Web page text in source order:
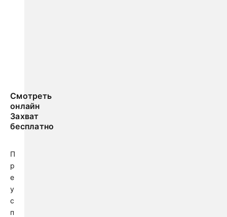
Смотреть
онлайн
Захват
бесплатно
П
р
е
у
с
п